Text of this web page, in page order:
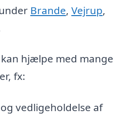
Brande, Vejrup,
hjælpe med mange
fx:
vedligeholdelse af